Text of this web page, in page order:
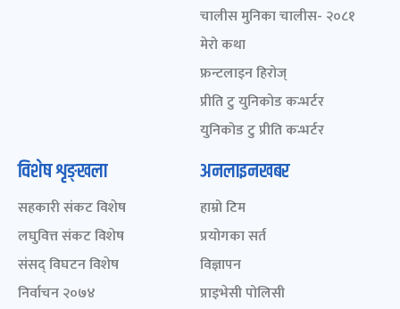
चालीस मुनिका चालीस- २०८१
मेरो कथा
फ्रन्टलाइन हिरोज्
प्रीति टु युनिकोड कन्भर्टर
युनिकोड टु प्रीति कन्भर्टर
विशेष शृङ्खला
सहकारी संकट विशेष
लघुवित्त संकट विशेष
संसद् विघटन विशेष
निर्वाचन २०७४
अनलाइनखबर
हाम्रो टिम
प्रयोगका सर्त
विज्ञापन
प्राइभेसी पोलिसी